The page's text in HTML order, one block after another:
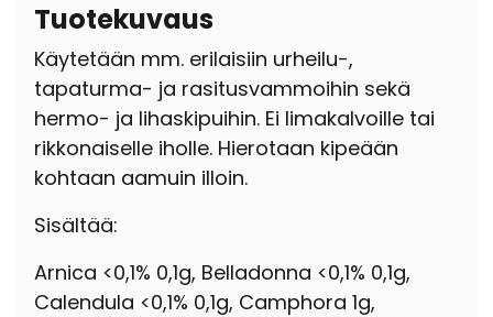
Tuotekuvaus
Käytetään mm. erilaisiin urheilu-,
tapaturma- ja rasitusvammoihin sekä
hermo- ja lihaskipuihin. Ei limakalvoille tai
rikkonaiselle iholle. Hierotaan kipeään
kohtaan aamuin illoin.
Sisältää:
Arnica <0,1% 0,1g, Belladonna <0,1% 0,1g,
Calendula <0,1% 0,1g, Camphora 1g,